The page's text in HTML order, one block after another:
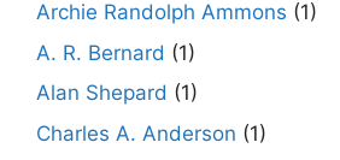
Archie Randolph Ammons (1)
A. R. Bernard (1)
Alan Shepard (1)
Charles A. Anderson (1)